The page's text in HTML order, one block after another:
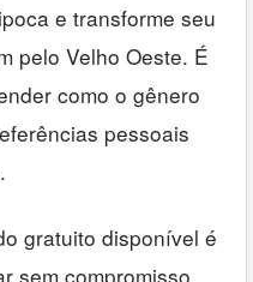
e transforme seu
pelo Velho Oeste. É
como o gênero
pessoais
gratuito disponível é
sem compromisso.